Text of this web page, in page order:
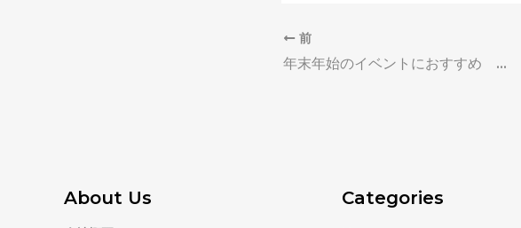
前
年末年始のイベントにおすすめ ゴールドのドレス
About Us Categories